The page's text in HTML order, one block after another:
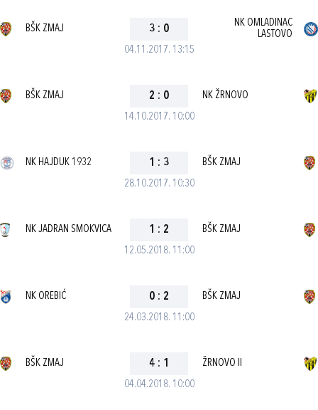
04.11.2017. 13:15
BŠK ZMAJ 3 : 0
NK OMLADINAC
LASTOVO
14.10.2017. 10:00
BŠK ZMAJ 2 : 0 NK ŽRNOVO
28.10.2017. 10:30
NK HAJDUK 1932 1 : 3 BŠK ZMAJ
12.05.2018. 11:00
NK JADRAN SMOKVICA 1 : 2 BŠK ZMAJ
24.03.2018. 11:00
NK OREBIĆ 0 : 2 BŠK ZMAJ
04.04.2018. 10:00
BŠK ZMAJ 4 : 1 ŽRNOVO II